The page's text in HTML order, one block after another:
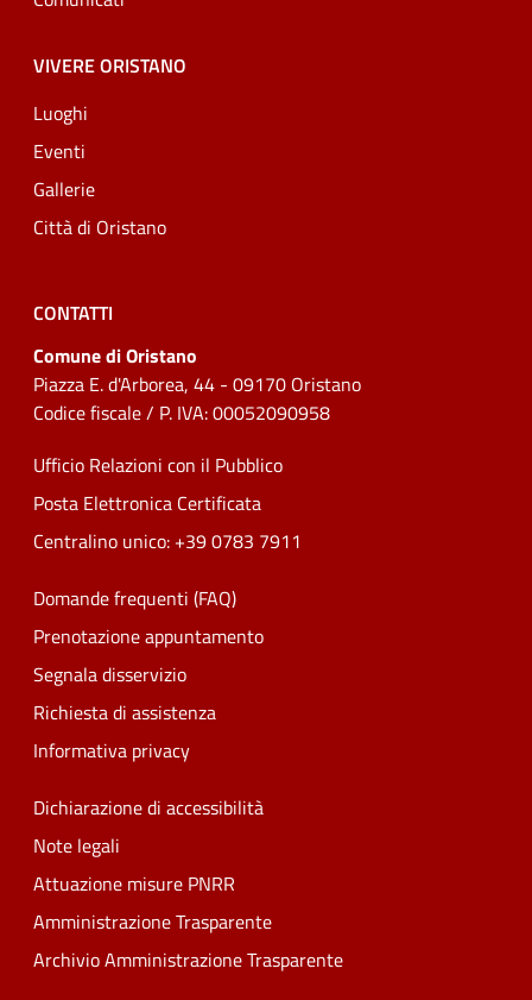
VIVERE ORISTANO
Luoghi
Eventi
Gallerie
Città di Oristano
CONTATTI
Comune di Oristano
Piazza E. d'Arborea, 44 - 09170 Oristano
Codice fiscale / P. IVA: 00052090958
Ufficio Relazioni con il Pubblico
Posta Elettronica Certificata
Centralino unico: +39 0783 7911
Domande frequenti (FAQ)
Prenotazione appuntamento
Segnala disservizio
Richiesta di assistenza
Informativa privacy
Dichiarazione di accessibilità
Note legali
Attuazione misure PNRR
Amministrazione Trasparente
Archivio Amministrazione Trasparente